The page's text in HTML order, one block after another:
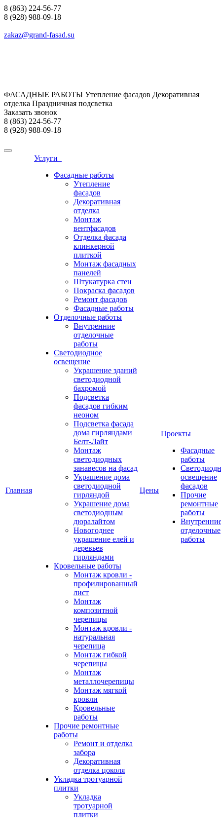
8 (863) 224-56-77
8 (928) 988-09-18
zakaz@grand-fasad.su
ФАСАДНЫЕ РАБОТЫ Утепление фасадов Декоративная
отделка Праздничная подсветка
Заказать звонок
8 (863) 224-56-77
8 (928) 988-09-18
Главная
Услуги
Фасадные работы
Утепление
фасадов
Декоративная
отделка
Монтаж
вентфасадов
Отделка фасада
клинкерной
плиткой
Монтаж фасадных
панелей
Штукатурка стен
Покраска фасадов
Ремонт фасадов
Фасадные работы
Отделочные работы
Внутренние
отделочные
работы
Светодиодное
освещение
Украшение зданий
светодиодной
бахромой
Подсветка
фасадов гибким
неоном
Подсветка фасада
дома гирляндами
Белт-Лайт
Монтаж
светодиодных
занавесов на фасад
Украшение дома
светодиодной
гирляндой
Украшение дома
светодиодным
дюралайтом
Новогоднее
украшение елей и
деревьев
гирляндами
Кровельные работы
Монтаж кровли -
профилированный
лист
Монтаж
композитной
черепицы
Монтаж кровли -
натуральная
черепица
Монтаж гибкой
черепицы
Монтаж
металлочерепицы
Монтаж мягкой
кровли
Кровельные
работы
Прочие ремонтные
работы
Ремонт и отделка
забора
Декоративная
отделка цоколя
Укладка тротуарной
плитки
Укладка
тротуарной
плитки
Цены
Проекты
Фасадные
работы
освещение
фасадов
Прочие
ремонтные
работы
отделочные
работы